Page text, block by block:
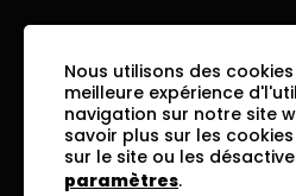
Flash
Nous utilisons des
meilleure expérience
navigation sur notre site
savoir plus sur les
sur le site ou les
paramètres.